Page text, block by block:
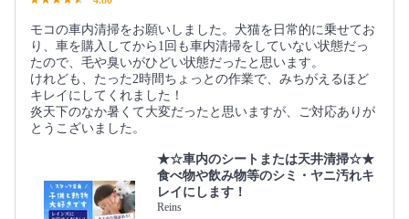
モコの車内清掃をお願いしました。犬猫を日常的に乗せてお
り、車を購入してから1回も車内清掃をしていない状態だっ
たので、毛や臭いがひどい状態だったと思います。
けれども、たった2時間ちょっとの作業で、みちがえるほど
キレイにしてくれました！
炎天下のなか暑くて大変だったと思いますが、ご対応ありが
とうこざいました。
★☆車内のシートまたは天井清掃☆★
食べ物や飲み物等のシミ・ヤニ汚れキ
レイにします！
Reins